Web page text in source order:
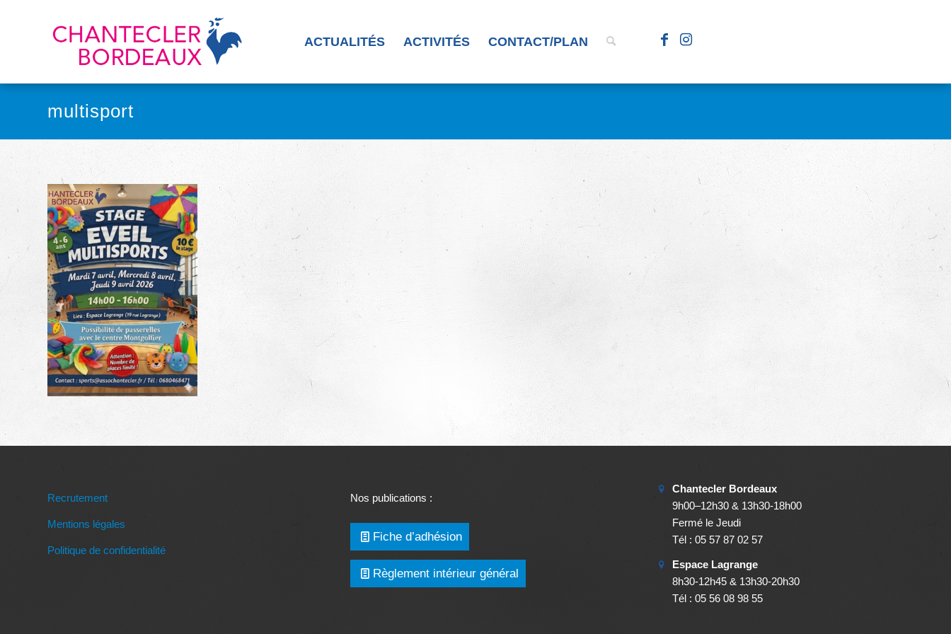
ACTUALITÉS ACTIVITÉS CONTACT/PLAN
multisport
Recrutement
Mentions légales
Politique de confidentialité
Nos publications :
Fiche d’adhésion
Règlement intérieur général
Chantecler Bordeaux
9h00–12h30 & 13h30-18h00
Fermé le Jeudi
Tél : 05 57 87 02 57
Espace Lagrange
8h30-12h45 & 13h30-20h30
Tél : 05 56 08 98 55